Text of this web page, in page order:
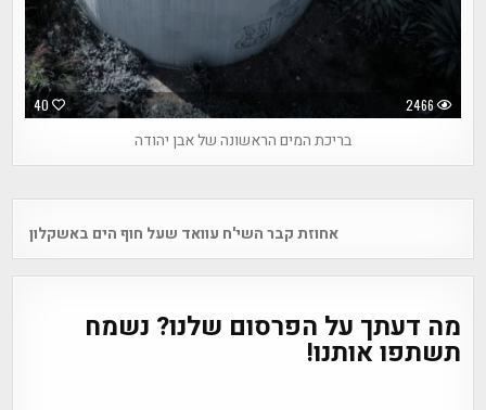
40 2466
בריכת המים הראשונה של אבן יהודה
navigationאחוזת קבר השי'ח עוואד שעל חוף הים באשקלון
מה דעתך על הפרסום שלנו? נשמח
תשתפו אותנו!